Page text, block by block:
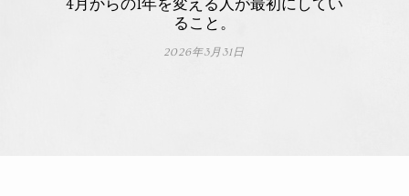
4月からの1年を変える人が最初にしてい
ること。
2026年3月31日